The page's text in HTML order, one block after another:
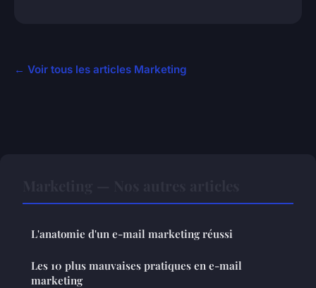
← Voir tous les articles Marketing
L'anatomie d'un e-mail marketing réussi
Les 10 plus mauvaises pratiques en e-mail
marketing